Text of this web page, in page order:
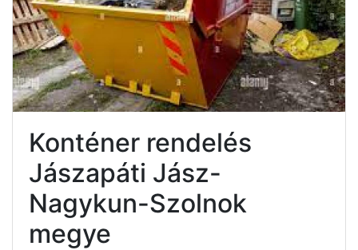
Konténer rendelés
Jászapáti Jász-
Nagykun-Szolnok
megye